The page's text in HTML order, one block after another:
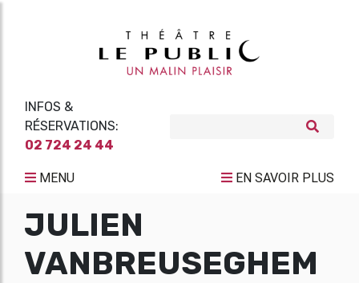
INFOS &
RÉSERVATIONS:
02 724 24 44
MENU EN SAVOIR PLUS
JULIEN
VANBREUSEGHEM